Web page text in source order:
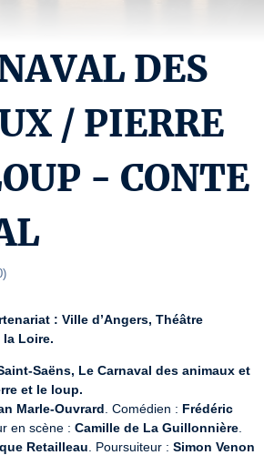
DES
/ PIERRE
- CONTE
)
: Ville d’Angers, Théâtre
la Loire.
Saëns, Le Carnaval des animaux et
et le loup.
Marle-Ouvrard . Comédien : Frédéric
en scène : Camille de La Guillonnière
Retailleau . Poursuiteur : Simon Venon